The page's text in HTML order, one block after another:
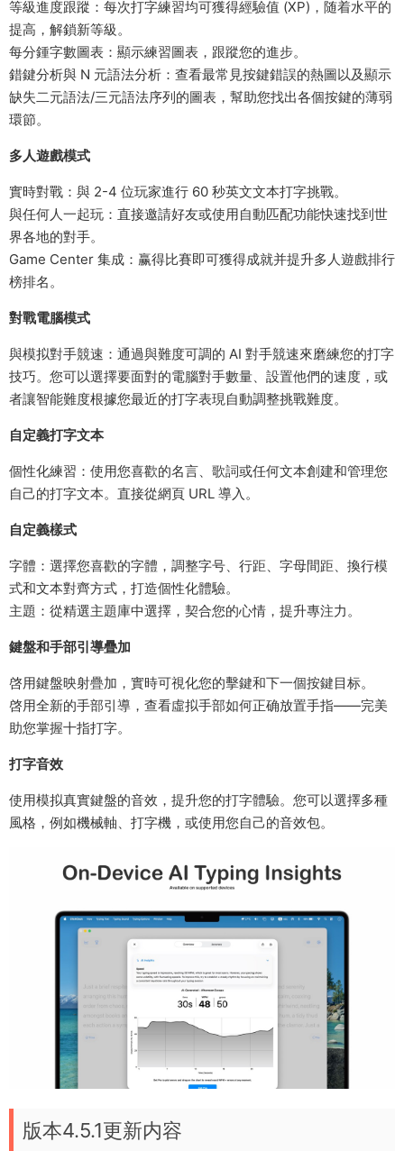
等級進度跟蹤：每次打字練習均可獲得經驗值 (XP)，随着水平的
提高，解鎖新等級。
每分鍾字數圖表：顯示練習圖表，跟蹤您的進步。
錯鍵分析與 N 元語法分析：查看最常見按鍵錯誤的熱圖以及顯示
缺失二元語法/三元語法序列的圖表，幫助您找出各個按鍵的薄弱
環節。
多人遊戲模式
實時對戰：與 2-4 位玩家進行 60 秒英文文本打字挑戰。
與任何人一起玩：直接邀請好友或使用自動匹配功能快速找到世
界各地的對手。
Game Center 集成：赢得比賽即可獲得成就并提升多人遊戲排行
榜排名。
對戰電腦模式
與模拟對手競速：通過與難度可調的 AI 對手競速來磨練您的打字
技巧。您可以選擇要面對的電腦對手數量、設置他們的速度，或
者讓智能難度根據您最近的打字表現自動調整挑戰難度。
自定義打字文本
個性化練習：使用您喜歡的名言、歌詞或任何文本創建和管理您
自己的打字文本。直接從網頁 URL 導入。
自定義樣式
字體：選擇您喜歡的字體，調整字号、行距、字母間距、換行模
式和文本對齊方式，打造個性化體驗。
主題：從精選主題庫中選擇，契合您的心情，提升專注力。
鍵盤和手部引導疊加
啓用鍵盤映射疊加，實時可視化您的擊鍵和下一個按鍵目标。
啓用全新的手部引導，查看虛拟手部如何正确放置手指——完美
助您掌握十指打字。
打字音效
使用模拟真實鍵盤的音效，提升您的打字體驗。您可以選擇多種
風格，例如機械軸、打字機，或使用您自己的音效包。
版本4.5.1更新内容